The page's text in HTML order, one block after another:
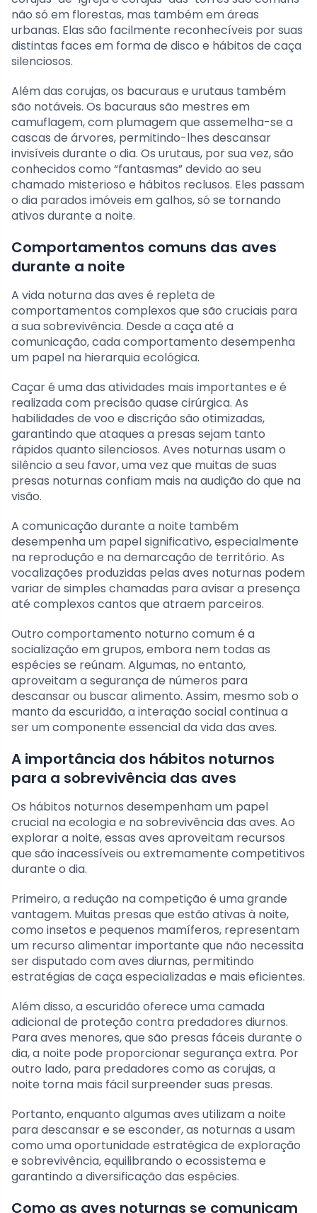
não só em florestas, mas também em áreas
urbanas. Elas são facilmente reconhecíveis por suas
distintas faces em forma de disco e hábitos de caça
silenciosos.
Além das corujas, os bacuraus e urutaus também
são notáveis. Os bacuraus são mestres em
camuflagem, com plumagem que assemelha-se a
cascas de árvores, permitindo-lhes descansar
invisíveis durante o dia. Os urutaus, por sua vez, são
conhecidos como “fantasmas” devido ao seu
chamado misterioso e hábitos reclusos. Eles passam
o dia parados imóveis em galhos, só se tornando
ativos durante a noite.
Comportamentos comuns das aves
durante a noite
A vida noturna das aves é repleta de
comportamentos complexos que são cruciais para
a sua sobrevivência. Desde a caça até a
comunicação, cada comportamento desempenha
um papel na hierarquia ecológica.
Caçar é uma das atividades mais importantes e é
realizada com precisão quase cirúrgica. As
habilidades de voo e discrição são otimizadas,
garantindo que ataques a presas sejam tanto
rápidos quanto silenciosos. Aves noturnas usam o
silêncio a seu favor, uma vez que muitas de suas
presas noturnas confiam mais na audição do que na
visão.
A comunicação durante a noite também
desempenha um papel significativo, especialmente
na reprodução e na demarcação de território. As
vocalizações produzidas pelas aves noturnas podem
variar de simples chamadas para avisar a presença
até complexos cantos que atraem parceiros.
Outro comportamento noturno comum é a
socialização em grupos, embora nem todas as
espécies se reúnam. Algumas, no entanto,
aproveitam a segurança de números para
descansar ou buscar alimento. Assim, mesmo sob o
manto da escuridão, a interação social continua a
ser um componente essencial da vida das aves.
A importância dos hábitos noturnos
para a sobrevivência das aves
Os hábitos noturnos desempenham um papel
crucial na ecologia e na sobrevivência das aves. Ao
explorar a noite, essas aves aproveitam recursos
que são inacessíveis ou extremamente competitivos
durante o dia.
Primeiro, a redução na competição é uma grande
vantagem. Muitas presas que estão ativas à noite,
como insetos e pequenos mamíferos, representam
um recurso alimentar importante que não necessita
ser disputado com aves diurnas, permitindo
estratégias de caça especializadas e mais eficientes.
Além disso, a escuridão oferece uma camada
adicional de proteção contra predadores diurnos.
Para aves menores, que são presas fáceis durante o
dia, a noite pode proporcionar segurança extra. Por
outro lado, para predadores como as corujas, a
noite torna mais fácil surpreender suas presas.
Portanto, enquanto algumas aves utilizam a noite
para descansar e se esconder, as noturnas a usam
como uma oportunidade estratégica de exploração
e sobrevivência, equilibrando o ecossistema e
garantindo a diversificação das espécies.
Como as aves noturnas se comunicam